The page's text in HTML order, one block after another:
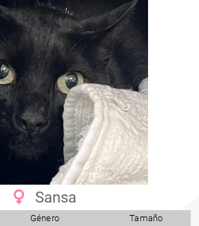
Sansa
Género Tamaño